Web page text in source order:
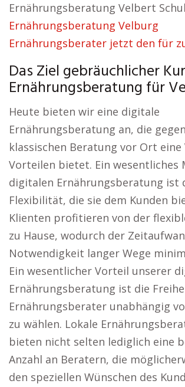
Ernährungsberatung Velbert
Ernährungsberatung Velburg
Ernährungsberater jetzt den für
Das Ziel gebräuchlicher
Ernährungsberatung für
Heute bieten wir eine digitale
Ernährungsberatung an, die
klassischen Beratung vor Ort eine
Vorteilen bietet. Ein wesentliches
digitalen Ernährungsberatung ist
Flexibilität, die sie dem Kunden
Klienten profitieren von der
zu Hause, wodurch der
Notwendigkeit langer Wege
Ein wesentlicher Vorteil unserer
Ernährungsberatung ist die
Ernährungsberater unabhängig
zu wählen. Lokale
bieten nicht selten lediglich eine
Anzahl an Beratern, die
den speziellen Wünschen des